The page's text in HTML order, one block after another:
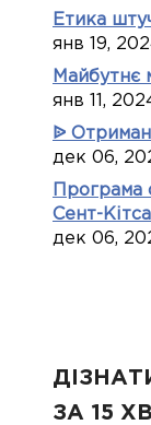
Етика
янв 19,
Майбутнє
янв 11,
ᐉ
дек 06,
Програма
Сент-
дек 06,
ЗА 15